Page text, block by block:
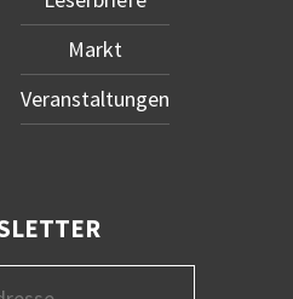
Markt
Veranstaltungen